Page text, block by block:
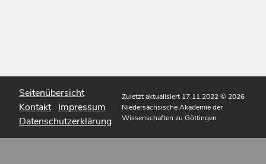
Seitenübersicht
Kontakt Impressum
Datenschutzerklärung
Zuletzt aktualisiert 17.11.2022© 2026
Niedersächsische Akademie der
Wissenschaften zu Göttingen